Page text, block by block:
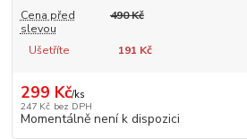
Cena před
slevou
490 Kč
Ušetříte 191 Kč
299 Kč/ks
247 Kč bez DPH
Momentálně není k dispozici